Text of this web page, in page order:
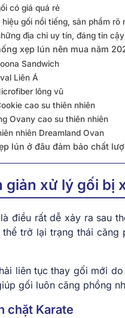
có giá quá rẻ
gối nổi tiếng, sản phẩm
địa chỉ uy tín, đáng tin cậy
xẹp lún nên mua năm
Sandwich
Liên Á
lông vũ
cao su thiên nhiên
Ovany cao su thiên nhiên
nhiên Dreamland Ovan
lún ở đâu đảm bảo chất
giản xử lý gối bị
điều rất dễ xảy ra sau
trở lại trạng thái
liên tục thay gối mới
gối luôn căng phồng
chặt Karate